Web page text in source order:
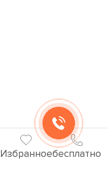
Избранноебесплатно